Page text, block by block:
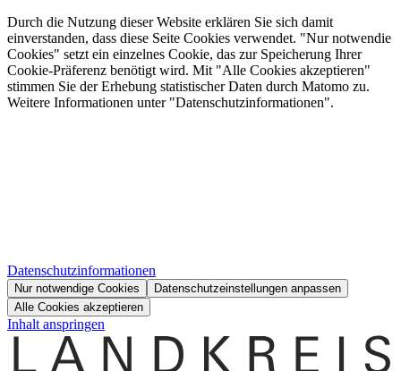
Durch die Nutzung dieser Website erklären Sie sich damit
einverstanden, dass diese Seite Cookies verwendet. "Nur notwendie
Cookies" setzt ein einzelnes Cookie, das zur Speicherung Ihrer
Cookie-Präferenz benötigt wird. Mit "Alle Cookies akzeptieren"
stimmen Sie der Erhebung statistischer Daten durch Matomo zu.
Weitere Informationen unter "Datenschutzinformationen".
Datenschutzinformationen
Nur notwendige Cookies
Datenschutzeinstellungen anpassen
Alle Cookies akzeptieren
Inhalt anspringen